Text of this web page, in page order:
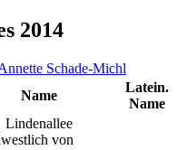
2014
Schade-Michl
Name
Latein.
Name
Lindenallee
von